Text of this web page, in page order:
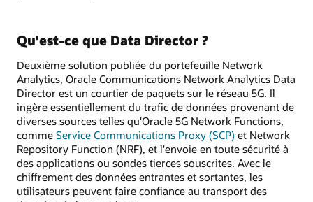
Qu'est-ce que Data Director ?
Deuxième solution publiée du portefeuille Network
Analytics, Oracle Communications Network Analytics Data
Director est un courtier de paquets sur le réseau 5G. Il
ingère essentiellement du trafic de données provenant de
diverses sources telles qu'Oracle 5G Network Functions,
comme Service Communications Proxy (SCP) et Network
Repository Function (NRF), et l'envoie en toute sécurité à
des applications ou sondes tierces souscrites. Avec le
chiffrement des données entrantes et sortantes, les
utilisateurs peuvent faire confiance au transport des